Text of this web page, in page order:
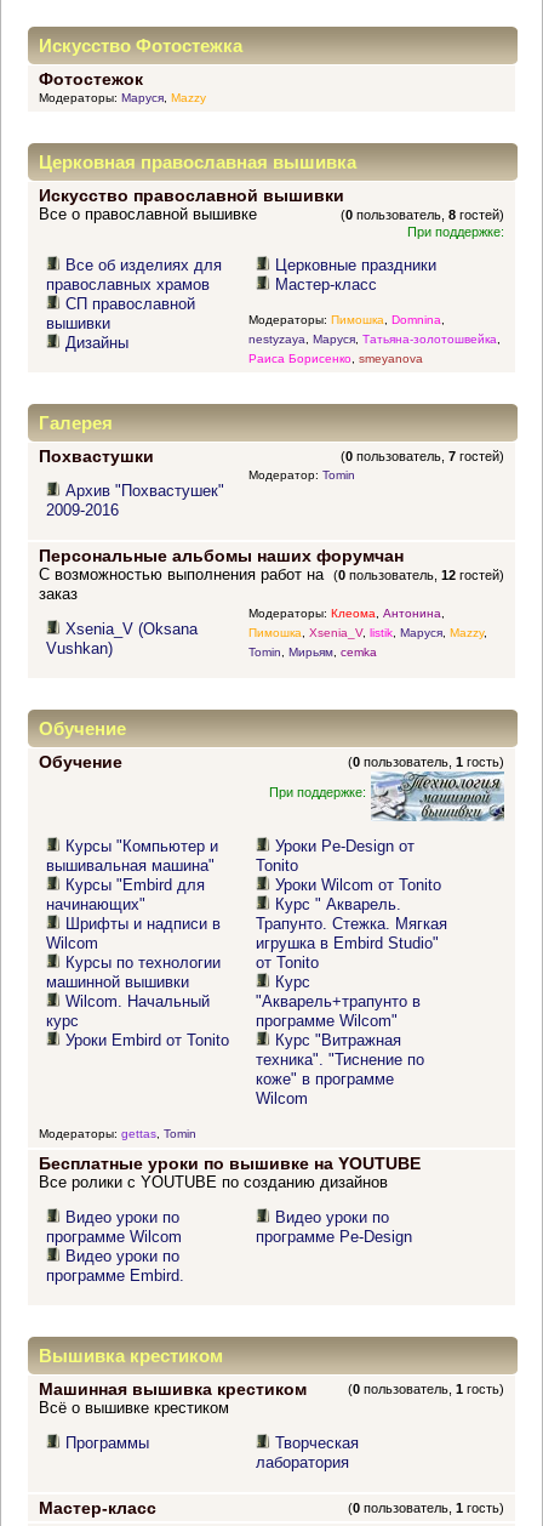
Искусство Фотостежка
Фотостежок
Модераторы: Маруся, Mazzy
Церковная православная вышивка
Искусство православной вышивки
(0 пользователь,8 гостей)
Все о православной вышивке
При поддержке:
Все об изделиях для
православных храмов
СП православной
вышивки
Дизайны
Церковные праздники
Мастер-класс
Модераторы: Пимошка Domnina
nestyzaya
Маруся, Татьяна-золотошвейка
Раиса Борисенко, smeyanova
Галерея
Похвастушки (0 пользователь,7 гостей)
Архив "Похвастушек"
2009-2016
Модератор: Tomin
Персональные альбомы наших форумчан
(0 пользователь,12 гостей)
С возможностью выполнения работ на
заказ
Xsenia_V (Oksana
Vushkan)
Модераторы: Клеома, Антонина,
Пимошка, Xsenia_V, listik, Маруся, Mazzy,
Tomin, Мирьям, cemka
Обучение
Обучение (0 пользователь,1 гость)
При поддержке:
Курсы "Компьютер и
вышивальная машина"
Курсы "Embird для
начинающих"
Шрифты и надписи в
Wilcom
Курсы по технологии
машинной вышивки
Wilcom. Начальный
курс
Уроки Embird от Tonito
Уроки Pe-Design от
Tonito
Уроки Wilcom от Tonito
Курс " Акварель.
Трапунто. Стежка. Мягкая
игрушка в Embird Studio"
от Tonito
Курс
"Акварель+трапунто в
программе Wilcom"
Курс "Витражная
техника". "Тиснение по
коже" в программе
Wilcom
Модераторы: gettas, Tomin
Бесплатные уроки по вышивке на YOUTUBE
Все ролики с YOUTUBE по созданию дизайнов
Видео уроки по
программе Wilcom
Видео уроки по
программе Embird.
Видео уроки по
программе Pe-Design
Вышивка крестиком
Машинная вышивка крестиком (0 пользователь,1 гость)
Всё о вышивке крестиком
Программы
Творческая
лаборатория
Мастер-класс (0 пользователь,1 гость)